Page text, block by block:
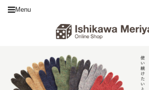
Menu